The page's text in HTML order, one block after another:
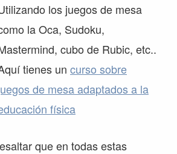
los juegos de mesa
la Oca, Sudoku,
cubo de Rubic, etc..
tienes un curso sobre
de mesa adaptados a la
física
que en todas estas